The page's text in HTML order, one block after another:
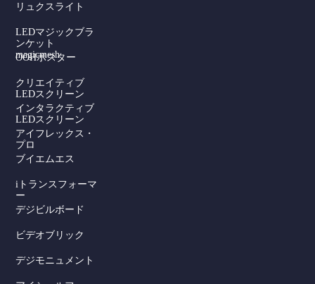
リュクスライト
LEDマジックブラ
ンケット
magicmesh
OOHポスター
クリエイティブ
LEDスクリーン
インタラクティブ
LEDスクリーン
アイフレックス・
プロ
ブイエムエス
iトランスフォーマ
ー
デジビルボード
ビデオブリック
デジモニュメント
Hindi
Dutch
Serbian